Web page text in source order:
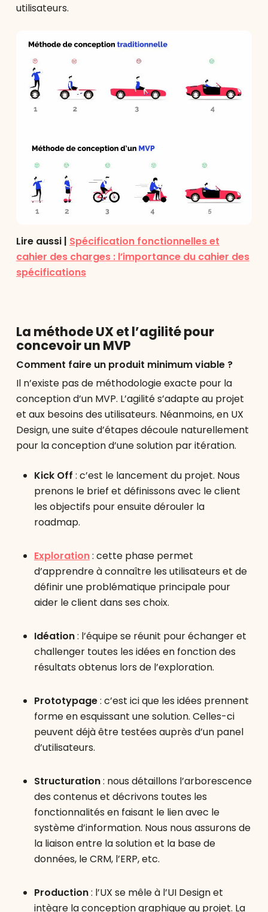
utilisateurs.
Lire aussi | Spécification fonctionnelles et
cahier des charges : l’importance du cahier des
spécifications
La méthode UX et l’agilité pour
concevoir un MVP
Comment faire un produit minimum viable ?
Il n’existe pas de méthodologie exacte pour la
conception d’un MVP. L’agilité s’adapte au projet
et aux besoins des utilisateurs. Néanmoins, en UX
Design, une suite d’étapes découle naturellement
pour la conception d’une solution par itération.
Kick Off : c’est le lancement du projet. Nous
prenons le brief et définissons avec le client
les objectifs pour ensuite dérouler la
roadmap.
Exploration: cette phase permet
d’apprendre à connaître les utilisateurs et de
définir une problématique principale pour
aider le client dans ses choix.
Idéation: l’équipe se réunit pour échanger et
challenger toutes les idées en fonction des
résultats obtenus lors de l’exploration.
Prototypage: c’est ici que les idées prennent
forme en esquissant une solution. Celles-ci
peuvent déjà être testées auprès d’un panel
d’utilisateurs.
Structuration: nous détaillons l’arborescence
des contenus et décrivons toutes les
fonctionnalités en faisant le lien avec le
système d’information. Nous nous assurons de
la liaison entre la solution et la base de
données, le CRM, l’ERP, etc.
Production: l’UX se mêle à l’UI Design et
intègre la conception graphique au projet. La